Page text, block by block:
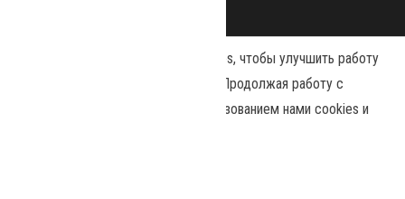
Наш сайт использует файлы cookies, чтобы улучшить работу
и повысить эффективность сайта. Продолжая работу с
сайтом, вы соглашаетесь с использованием нами cookies и